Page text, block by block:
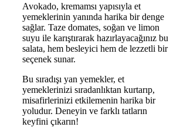
Avokado, kremamsı yapısıyla et
yemeklerinin yanında harika bir denge
sağlar. Taze domates, soğan ve limon
suyu ile karıştırarak hazırlayacağınız bu
salata, hem besleyici hem de lezzetli bir
seçenek sunar.
Bu sıradışı yan yemekler, et
yemeklerinizi sıradanlıktan kurtarıp,
misafirlerinizi etkilemenin harika bir
yoludur. Deneyin ve farklı tatların
keyfini çıkarın!